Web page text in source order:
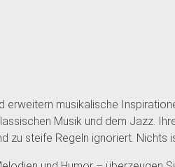
erweitern musikalische
Musik und dem Jazz.
zu steife Regeln ignoriert. Nichts